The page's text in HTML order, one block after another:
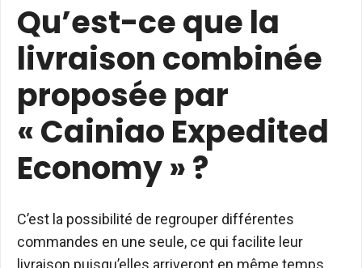
Qu’est-ce que la
livraison combinée
proposée par
« Cainiao Expedited
Economy » ?
C’est la possibilité de regrouper différentes
commandes en une seule, ce qui facilite leur
livraison puisqu’elles arriveront en même temps.